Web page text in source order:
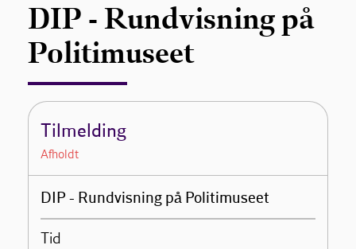
DIP - Rundvisning på
Politimuseet
Tilmelding
Afholdt
DIP - Rundvisning på Politimuseet
Tid